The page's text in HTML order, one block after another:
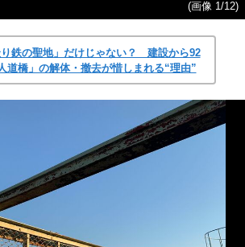
(画像 1/12)
り鉄の聖地」だけじゃない？ 建設から92
道橋」の解体・撤去が惜しまれる“理由”